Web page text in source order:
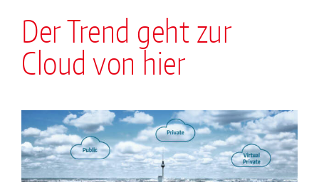
Der Trend geht zur
Cloud von hier